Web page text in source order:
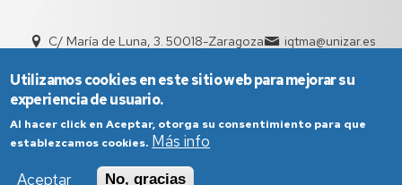
C/ María de Luna, 3. 50018-Zaragoza
iqtma@unizar.es
Utilizamos cookies en este sitio web para mejorar su
experiencia de usuario.
Al hacer click en Aceptar, otorga su consentimiento para que
establezcamos cookies. Más info
Aceptar
No, gracias